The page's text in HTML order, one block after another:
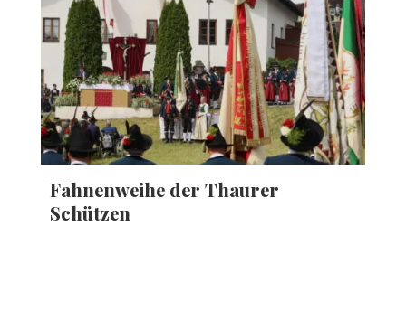
Fahnenweihe der Thaurer
Schützen